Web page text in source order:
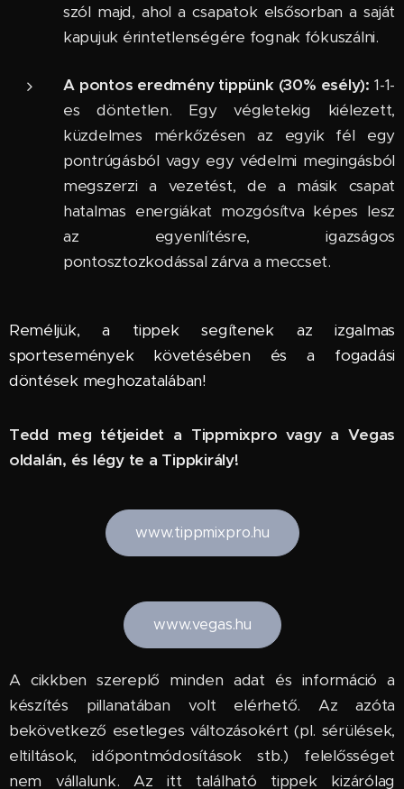
szól majd, ahol a csapatok elsősorban a saját
kapujuk érintetlenségére fognak fókuszálni.
A pontos eredmény tippünk (30% esély): 1-1-
es döntetlen. Egy végletekig kiélezett,
küzdelmes mérkőzésen az egyik fél egy
pontrúgásból vagy egy védelmi megingásból
megszerzi a vezetést, de a másik csapat
hatalmas energiákat mozgósítva képes lesz
az egyenlítésre, igazságos
pontosztozkodással zárva a meccset.
Reméljük, a tippek segítenek az izgalmas
sportesemények követésében és a fogadási
döntések meghozatalában!
Tedd meg tétjeidet a Tippmixpro vagy a Vegas
oldalán, és légy te a Tippkirály!
www.tippmixpro.hu
www.vegas.hu
A cikkben szereplő minden adat és információ a
készítés pillanatában volt elérhető. Az azóta
bekövetkező esetleges változásokért (pl. sérülések,
eltiltások, időpontmódosítások stb.) felelősséget
nem vállalunk. Az itt található tippek kizárólag